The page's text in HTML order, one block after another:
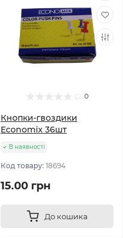
0
Кнопки-гвоздики
Economix 36шт
В наявності
Код товару: 18694
15.00 грн
До кошика